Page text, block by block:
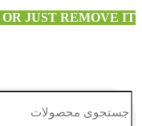
JUST REMOVE IT…